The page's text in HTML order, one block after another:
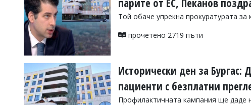
парите от ЕС, Пеканов
Той обаче упрекна прокуратурата за
прочетено 2719 пъти
Исторически ден за
пациенти с безплатни
Профилактичната кампания ще даде